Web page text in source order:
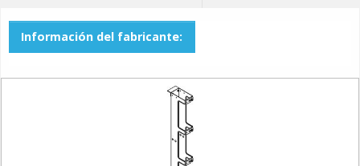
Información del fabricante: